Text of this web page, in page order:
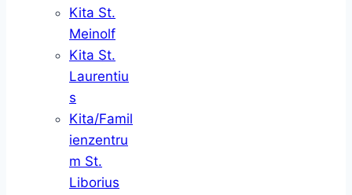
Kita St.
Meinolf
Kita St.
Laurentiu
s
Kita/Famil
ienzentru
m St.
Liborius